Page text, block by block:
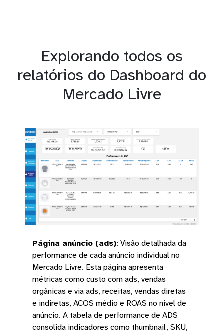
Explorando todos os
relatórios do Dashboard do
Mercado Livre
Página anúncio (ads): Visão detalhada da
performance de cada anúncio individual no
Mercado Livre. Esta página apresenta
métricas como custo com ads, vendas
orgânicas e via ads, receitas, vendas diretas
e indiretas, ACOS médio e ROAS no nível de
anúncio. A tabela de performance de ADS
consolida indicadores como thumbnail, SKU,